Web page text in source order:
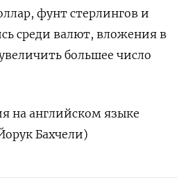
фунт стерлингов и
среди валют, вложения в
большее число
на английском языке
Бахчели)